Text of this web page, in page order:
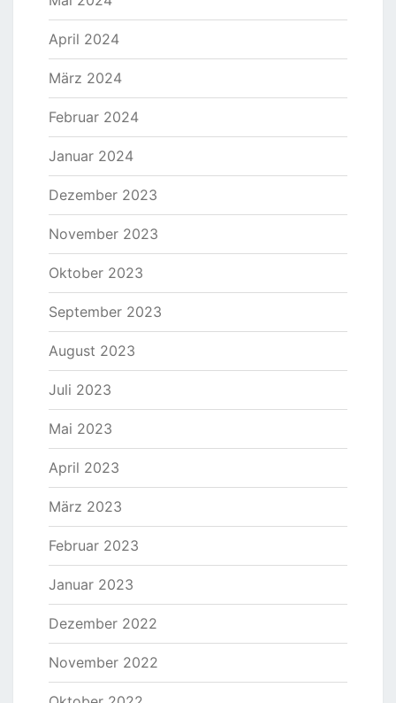
April 2024
März 2024
Februar 2024
Januar 2024
Dezember 2023
November 2023
Oktober 2023
September 2023
August 2023
Juli 2023
Mai 2023
April 2023
März 2023
Februar 2023
Januar 2023
Dezember 2022
November 2022